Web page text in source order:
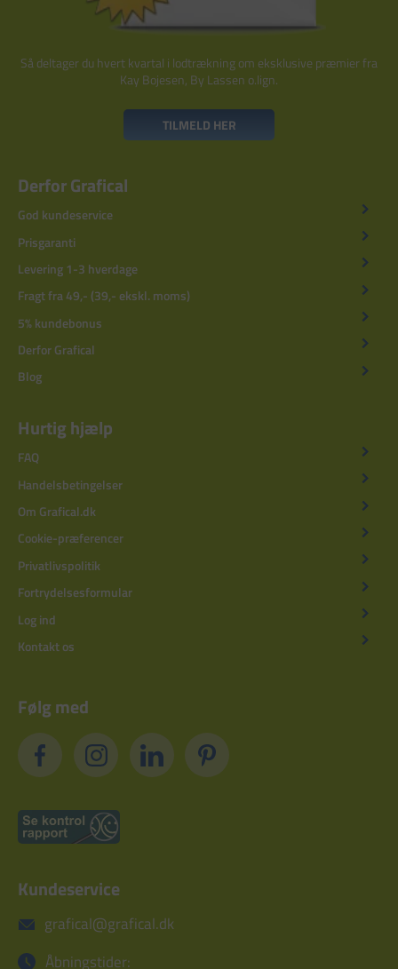
Så deltager du hvert kvartal i lodtrækning om eksklusive præmier fra
Kay Bojesen, By Lassen o.lign.
TILMELD HER
Derfor Grafical
God kundeservice
Prisgaranti
Levering 1-3 hverdage
Fragt fra 49,- (39,- ekskl. moms)
5% kundebonus
Derfor Grafical
Blog
Hurtig hjælp
FAQ
Handelsbetingelser
Om Grafical.dk
Cookie-præferencer
Privatlivspolitik
Fortrydelsesformular
Log ind
Kontakt os
Følg med
Kundeservice
grafical@grafical.dk
Åbningstider: